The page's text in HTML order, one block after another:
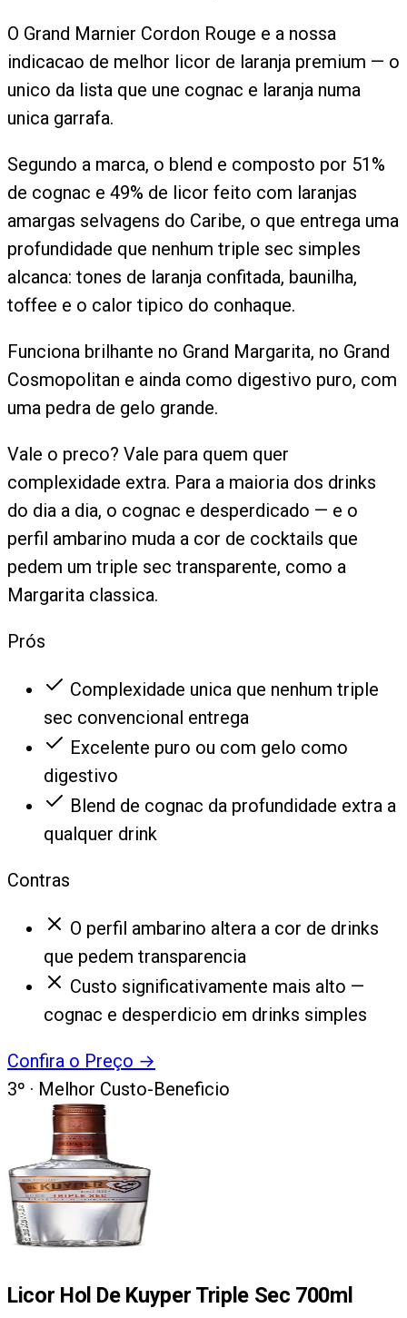
O Grand Marnier Cordon Rouge e a nossa
indicacao de melhor licor de laranja premium — o
unico da lista que une cognac e laranja numa
unica garrafa.
Segundo a marca, o blend e composto por 51%
de cognac e 49% de licor feito com laranjas
amargas selvagens do Caribe, o que entrega uma
profundidade que nenhum triple sec simples
alcanca: tones de laranja confitada, baunilha,
toffee e o calor tipico do conhaque.
Funciona brilhante no Grand Margarita, no Grand
Cosmopolitan e ainda como digestivo puro, com
uma pedra de gelo grande.
Vale o preco? Vale para quem quer
complexidade extra. Para a maioria dos drinks
do dia a dia, o cognac e desperdicado — e o
perfil ambarino muda a cor de cocktails que
pedem um triple sec transparente, como a
Margarita classica.
Prós
Complexidade unica que nenhum triple
sec convencional entrega
Excelente puro ou com gelo como
digestivo
Blend de cognac da profundidade extra a
qualquer drink
Contras
O perfil ambarino altera a cor de drinks
que pedem transparencia
Custo significativamente mais alto —
cognac e desperdicio em drinks simples
Confira o Preço →
3º · Melhor Custo-Beneficio
Licor Hol De Kuyper Triple Sec 700ml